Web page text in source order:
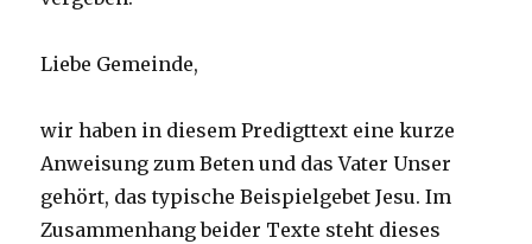
Liebe Gemeinde,
wir haben in diesem Predigttext eine kurze
Anweisung zum Beten und das Vater Unser
gehört, das typische Beispielgebet Jesu. Im
Zusammenhang beider Texte steht dieses